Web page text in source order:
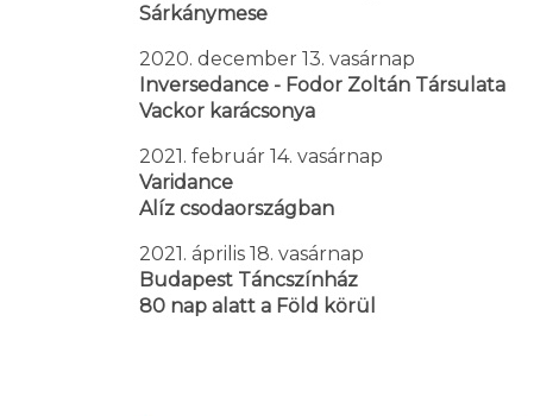
Sárkánymese
2020. december 13. vasárnap
Inversedance - Fodor Zoltán Társulata
Vackor karácsonya
2021. február 14. vasárnap
Varidance
Alíz csodaországban
2021. április 18. vasárnap
Budapest Táncszínház
80 nap alatt a Föld körül